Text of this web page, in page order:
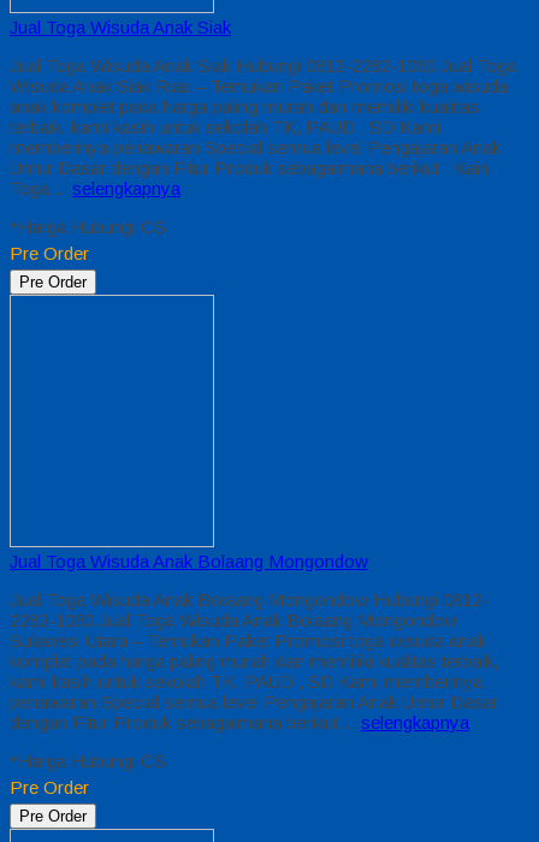
Jual Toga Wisuda Anak Siak
Jual Toga Wisuda Anak Siak Hubungi 0812-2282-1060 Jual Toga
Wisuda Anak Siak Riau – Temukan Paket Promosi toga wisuda
anak komplet pada harga paling murah dan memiliki kualitas
terbaik, kami kasih untuk sekolah TK, PAUD , SD Kami
memberinya penawaran Special semua level Pengajaran Anak
Umur Dasar dengan Fitur Produk sebagaimana berikut : Kain
Toga… selengkapnya
*Harga Hubungi CS
Pre Order
Pre Order
Jual Toga Wisuda Anak Bolaang Mongondow
Jual Toga Wisuda Anak Bolaang Mongondow Hubungi 0812-
2282-1060 Jual Toga Wisuda Anak Bolaang Mongondow
Sulawesi Utara – Temukan Paket Promosi toga wisuda anak
komplet pada harga paling murah dan memiliki kualitas terbaik,
kami kasih untuk sekolah TK, PAUD , SD Kami memberinya
penawaran Special semua level Pengajaran Anak Umur Dasar
dengan Fitur Produk sebagaimana berikut… selengkapnya
*Harga Hubungi CS
Pre Order
Pre Order